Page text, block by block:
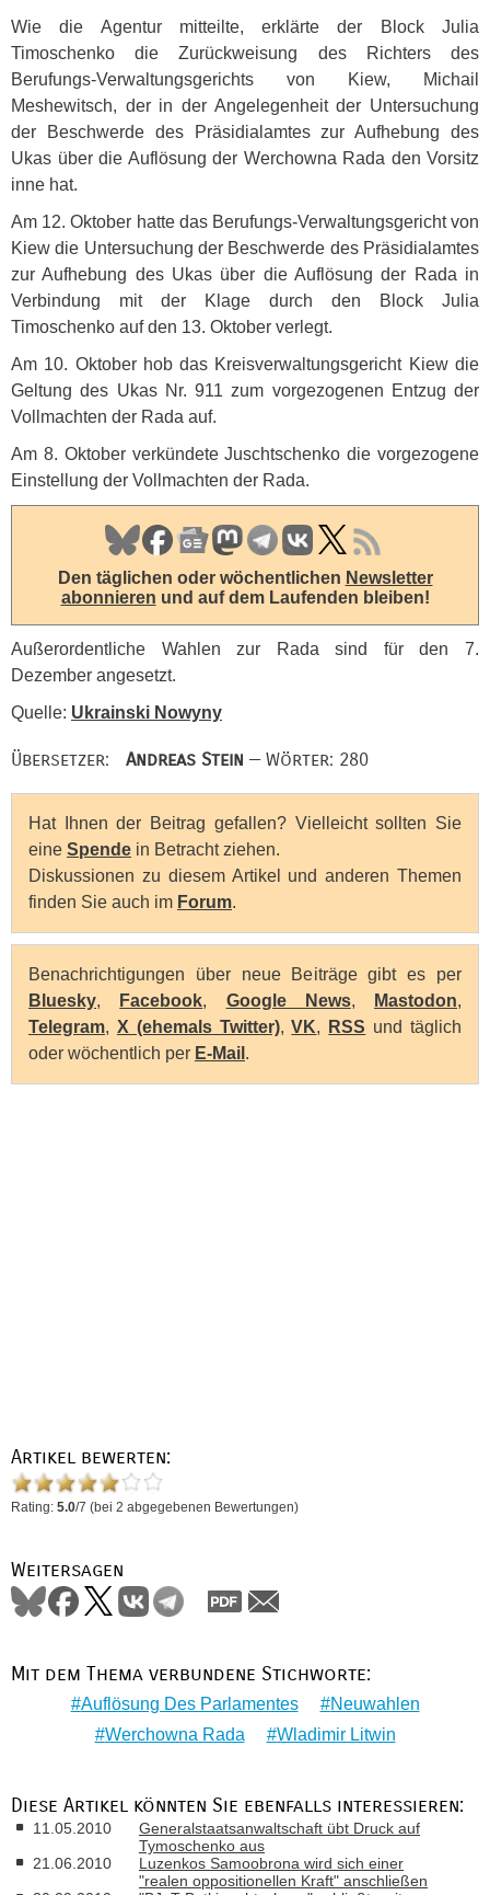
Wie die Agentur mitteilte, erklärte der Block Julia
Timoschenko die Zurückweisung des Richters des
Berufungs-Verwaltungsgerichts von Kiew, Michail
Meshewitsch, der in der Angelegenheit der Untersuchung
der Beschwerde des Präsidialamtes zur Aufhebung des
Ukas über die Auflösung der Werchowna Rada den Vorsitz
inne hat.
Am 12. Oktober hatte das Berufungs-Verwaltungsgericht von
Kiew die Untersuchung der Beschwerde des Präsidialamtes
zur Aufhebung des Ukas über die Auflösung der Rada in
Verbindung mit der Klage durch den Block Julia
Timoschenko auf den 13. Oktober verlegt.
Am 10. Oktober hob das Kreisverwaltungsgericht Kiew die
Geltung des Ukas Nr. 911 zum vorgezogenen Entzug der
Vollmachten der Rada auf.
Am 8. Oktober verkündete Juschtschenko die vorgezogene
Einstellung der Vollmachten der Rada.
Den täglichen oder wöchentlichen Newsletter
abonnieren und auf dem Laufenden bleiben!
Außerordentliche Wahlen zur Rada sind für den 7.
Dezember angesetzt.
Quelle: Ukrainski Nowyny
Übersetzer: Andreas Stein — Wörter: 280
Hat Ihnen der Beitrag gefallen? Vielleicht sollten Sie
eine Spende in Betracht ziehen.
Diskussionen zu diesem Artikel und anderen Themen
finden Sie auch im Forum.
Benachrichtigungen über neue Beiträge gibt es per
Bluesky, Facebook, Google News, Mastodon,
Telegram, X (ehemals Twitter),VK, RSS und täglich
oder wöchentlich per E-Mail .
Artikel bewerten:
Rating: 5.0/7 (bei 2 abgegebenen Bewertungen)
Weitersagen
Mit dem Thema verbundene Stichworte:
Auflösung Des Parlamentes
Neuwahlen
Werchowna Rada
Wladimir Litwin
Diese Artikel könnten Sie ebenfalls interessieren:
11.05.2010
Generalstaatsanwaltschaft übt Druck auf
Tymoschenko aus
21.06.2010
Luzenkos Samoobrona wird sich einer
"realen oppositionellen Kraft" anschließen